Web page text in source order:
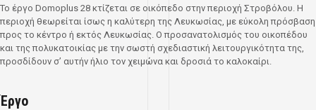
Το έργο Domoplus 28 κτίζεται σε οικόπεδο στην περιοχή Στροβόλου. Η
περιοχή θεωρείται ίσως η καλύτερη της Λευκωσίας, με εύκολη πρόσβαση
προς το κέντρο ή εκτός Λευκωσίας. Ο προσανατολισμός του οικοπέδου
και της πολυκατοικίας με την σωστή σχεδιαστική λειτουργικότητα της,
προσδίδουν σ’ αυτήν ήλιο τον χειμώνα και δροσιά το καλοκαίρι.
Έργο